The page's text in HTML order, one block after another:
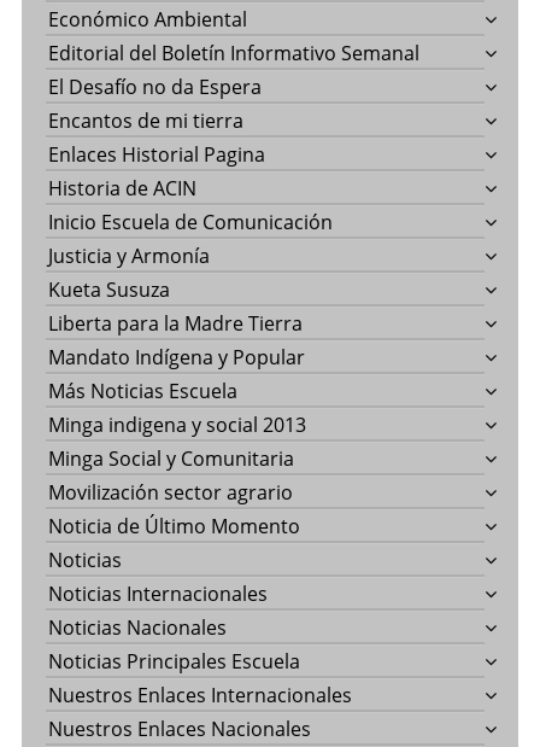
Económico Ambiental
Editorial del Boletín Informativo Semanal
El Desafío no da Espera
Encantos de mi tierra
Enlaces Historial Pagina
Historia de ACIN
Inicio Escuela de Comunicación
Justicia y Armonía
Kueta Susuza
Liberta para la Madre Tierra
Mandato Indígena y Popular
Más Noticias Escuela
Minga indigena y social 2013
Minga Social y Comunitaria
Movilización sector agrario
Noticia de Último Momento
Noticias
Noticias Internacionales
Noticias Nacionales
Noticias Principales Escuela
Nuestros Enlaces Internacionales
Nuestros Enlaces Nacionales